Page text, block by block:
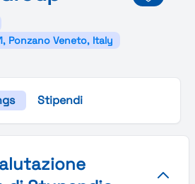
Ponzano Veneto, Italy
Stipendi